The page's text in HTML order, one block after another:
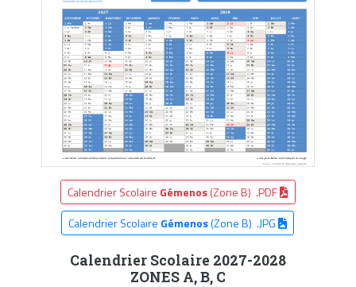
Calendrier Scolaire Gémenos(Zone B) .PDF
Calendrier Scolaire Gémenos(Zone B) .JPG
Calendrier Scolaire 2027-2028
ZONES A, B, C